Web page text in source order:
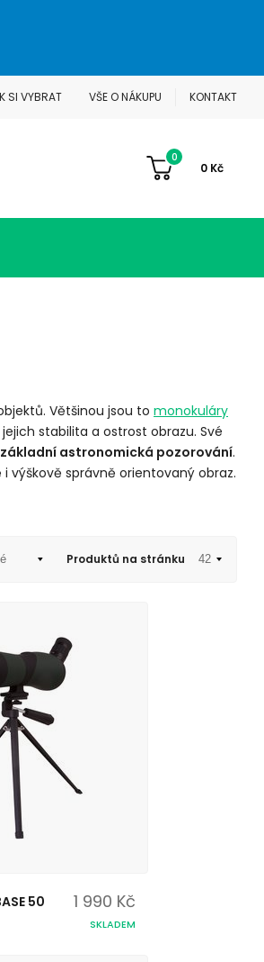
SI VYBRAT VŠE O NÁKUPU KONTAKT
0
0 Kč
Většinou jsou to monokuláry
stabilita a ostrost obrazu. Své
základní astronomická pozorování.
výškově správně orientovaný obraz.
Produktů na stránku
50
1 990 Kč
SKLADEM